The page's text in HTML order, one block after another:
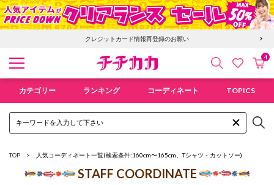
クレジットカード情報再登録のお願い
検索 お気にカ
4
カテゴリー ランキング コーディネート TOPICS
TOP 人気コーディネート一覧(検索条件:160cm〜165cm、Tシャツ・カットソー)
STAFF COORDINATE